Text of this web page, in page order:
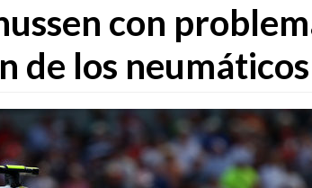
con
de los neumáticos